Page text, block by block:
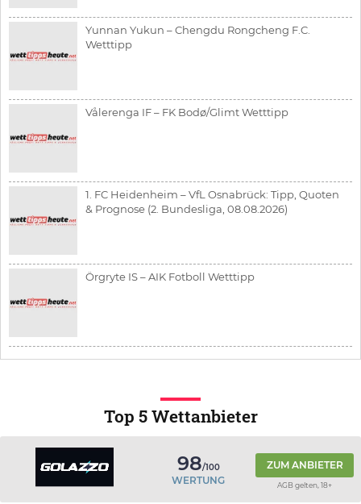
Yunnan Yukun – Chengdu Rongcheng F.C.
Wetttipp
Vålerenga IF – FK Bodø/Glimt Wetttipp
1. FC Heidenheim – VfL Osnabrück: Tipp, Quoten
& Prognose (2. Bundesliga, 08.08.2026)
Örgryte IS – AIK Fotboll Wetttipp
Top 5 Wettanbieter
98/100
WERTUNG
ZUM ANBIETER
AGB gelten, 18+